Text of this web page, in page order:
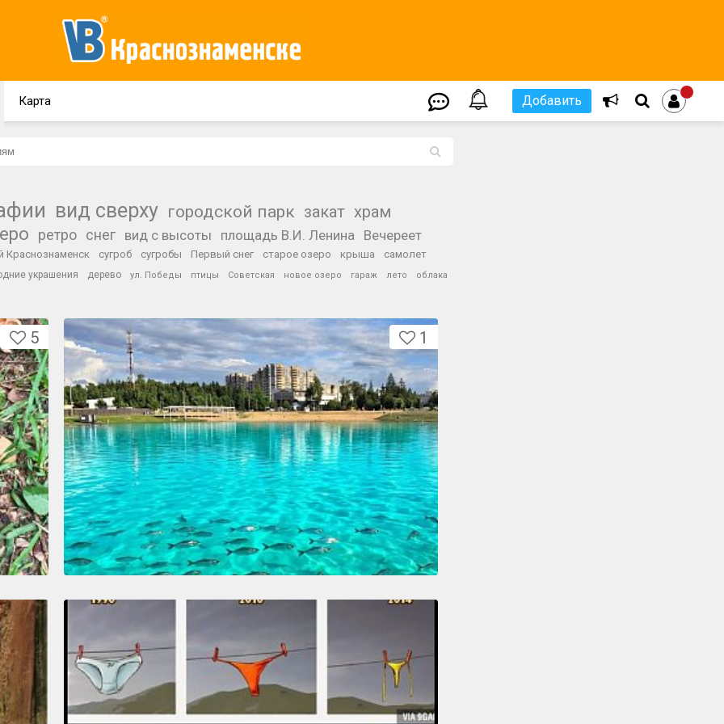
Карта Добавить
L
вид сверху городской парк закат храм
ретро снег вид с высоты площадь В.И. Ленина Вечереет
Краснознаменск сугроб сугробы Первый снег старое озеро крыша самолет
украшения дерево ул. Победы птицы Советская новое озеро гараж лето облака
5 1